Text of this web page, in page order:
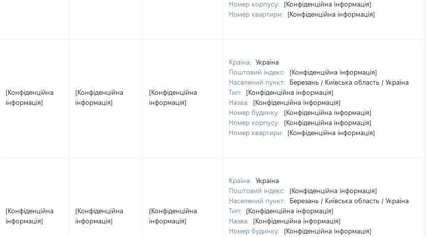
Номер корпусу:
[Конфіденційна інформація]
Номер квартири:
[Конфіденційна інформація]
[Конфіденційна
інформація]
[Конфіденційна
інформація]
[Конфіденційна
інформація]
Країна:
Україна
Поштовий індекс:
[Конфіденційна інформація]
Населений пункт:
Березань / Київська область / Україна
Тип:
[Конфіденційна інформація]
Назва:
[Конфіденційна інформація]
Номер будинку:
[Конфіденційна інформація]
Номер корпусу:
[Конфіденційна інформація]
Номер квартири:
[Конфіденційна інформація]
[Конфіденційна
інформація]
[Конфіденційна
інформація]
[Конфіденційна
інформація]
Країна:
Україна
Поштовий індекс:
[Конфіденційна інформація]
Населений пункт:
Березань / Київська область / Україна
Тип:
[Конфіденційна інформація]
Назва:
[Конфіденційна інформація]
Номер будинку:
[Конфіденційна інформація]